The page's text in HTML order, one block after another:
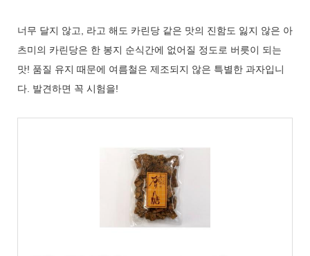
너무 달지 않고, 라고 해도 카린당 같은 맛의 진함도 잃지 않은 아
츠미의 카린당은 한 봉지 순식간에 없어질 정도로 버릇이 되는
맛! 품질 유지 때문에 여름철은 제조되지 않은 특별한 과자입니
다. 발견하면 꼭 시험을!